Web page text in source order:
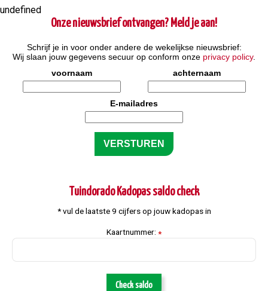
undefined
Onze nieuwsbrief ontvangen? Meld je aan!
Schrijf je in voor onder andere de wekelijkse nieuwsbrief:
Wij slaan jouw gegevens secuur op conform onze privacy policy.
voornaam
achternaam
E-mailadres
Tuindorado Kadopas saldo check
* vul de laatste 9 cijfers op jouw kadopas in
Kaartnummer: *
Check saldo